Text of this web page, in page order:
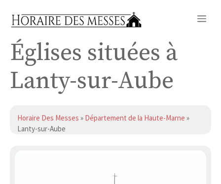
Églises situées à
Lanty-sur-Aube
Horaire Des Messes » Département de la Haute-Marne »
Lanty-sur-Aube